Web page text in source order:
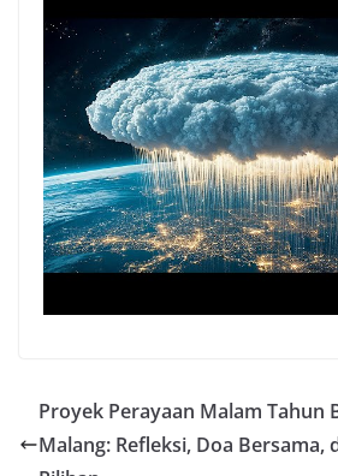
Proyek Perayaan Malam Tahun
Malang: Refleksi, Doa Bersama,